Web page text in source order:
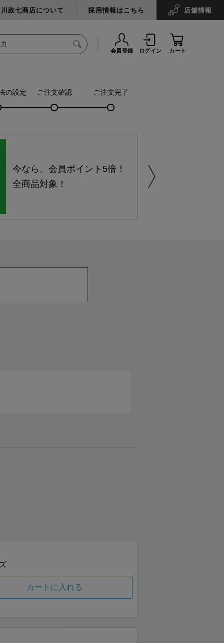
政七商店について 採用情報はこちら 店舗情報
会員登録 ログイン カート
の設定 ご注文確認 ご注文完了
今なら、会員ポイント5倍！
全商品対象！
カートに入れる